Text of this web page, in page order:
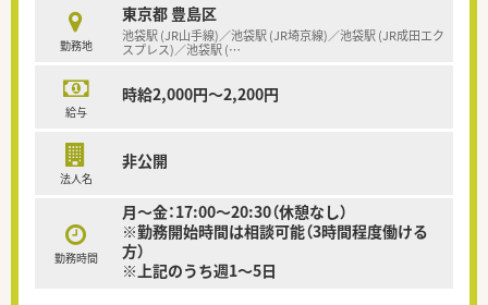
勤務地
東京都 豊島区
池袋駅 (JR山手線)／池袋駅 (JR埼京線)／池袋駅 (JR成田エク
スプレス)／池袋駅 (…
給与
時給2,000円～2,200円
法人名
非公開
勤務時間
月～金：17:00～20:30（休憩なし）
※勤務開始時間は相談可能（3時間程度働ける
方）
※上記のうち週1～5日